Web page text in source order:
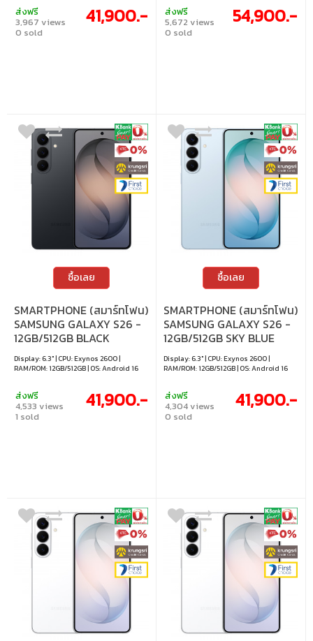
ส่งฟรี
3,967 views
0 sold
41,900.- ส่งฟรี
5,672 views
0 sold
54,900.-
ซื้อเลย
SMARTPHONE (สมาร์ทโฟน)
SAMSUNG GALAXY S26 -
12GB/512GB BLACK
Display: 6.3" | CPU: Exynos 2600 |
RAM/ROM: 12GB/512GB | OS: Android 16
ส่งฟรี
4,533 views
1 sold
41,900.-
ซื้อเลย
SMARTPHONE (สมาร์ทโฟน)
SAMSUNG GALAXY S26 -
12GB/512GB SKY BLUE
Display: 6.3" | CPU: Exynos 2600 |
RAM/ROM: 12GB/512GB | OS: Android 16
ส่งฟรี
4,304 views
0 sold
41,900.-